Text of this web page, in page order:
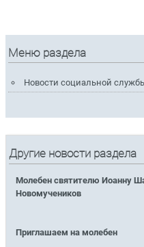
Меню раздела
Новости социальной
Другие новости раздела
Молебен святителю Иоанну
Новомучеников
Приглашаем на молебен